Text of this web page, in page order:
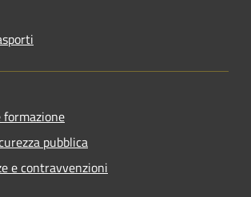
formazione
pubblica
e contravvenzioni